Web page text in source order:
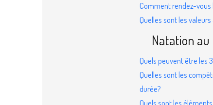
Comment rendez-vous
Quelles sont les
Natation au
Quels peuvent être les
Quelles sont les
durée?
Quels sont les